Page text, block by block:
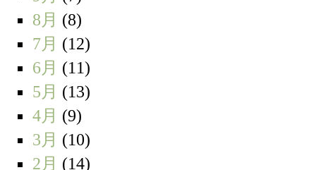
8月 (8)
7月 (12)
6月 (11)
5月 (13)
4月 (9)
3月 (10)
2月 (14)